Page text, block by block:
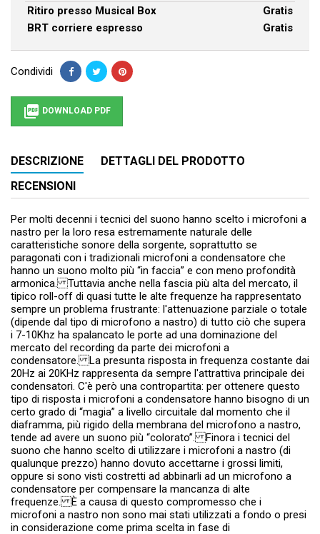
Ritiro presso Musical Box
Gratis
BRT corriere espresso
Gratis
Condividi
 DOWNLOAD PDF
DESCRIZIONE
DETTAGLI DEL PRODOTTO
RECENSIONI
Per molti decenni i tecnici del suono hanno scelto i microfoni a
nastro per la loro resa estremamente naturale delle
caratteristiche sonore della sorgente, soprattutto se
paragonati con i tradizionali microfoni a condensatore che
hanno un suono molto più “in faccia” e con meno profondità
armonica. Tuttavia anche nella fascia più alta del mercato, il
tipico roll-off di quasi tutte le alte frequenze ha rappresentato
sempre un problema frustrante: l'attenuazione parziale o totale
(dipende dal tipo di microfono a nastro) di tutto ciò che supera
i 7-10Khz ha spalancato le porte ad una dominazione del
mercato del recording da parte dei microfoni a
condensatore. La presunta risposta in frequenza costante dai
20Hz ai 20KHz rappresenta da sempre l'attrattiva principale dei
condensatori. C'è però una contropartita: per ottenere questo
tipo di risposta i microfoni a condensatore hanno bisogno di un
certo grado di “magia” a livello circuitale dal momento che il
diaframma, più rigido della membrana del microfono a nastro,
tende ad avere un suono più “colorato”. Finora i tecnici del
suono che hanno scelto di utilizzare i microfoni a nastro (di
qualunque prezzo) hanno dovuto accettarne i grossi limiti,
oppure si sono visti costretti ad abbinarli ad un microfono a
condensatore per compensare la mancanza di alte
frequenze. È a causa di questo compromesso che i
microfoni a nastro non sono mai stati utilizzati a fondo o presi
in considerazione come prima scelta in fase di